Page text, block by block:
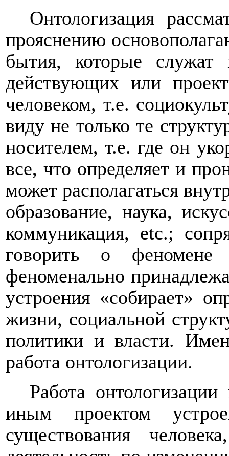
Онтологизация
прояснению
бытия, которые служат
действующих или
человеком, т.е.
виду не только те
носителем, т.е. где он
все, что определяет и
может располагаться
образование, наука,
коммуникация, etc.;
говорить о
феноменально
устроения «собирает»
жизни, социальной
политики и власти.
работа онтологизации.
Работа
иным проектом
существования